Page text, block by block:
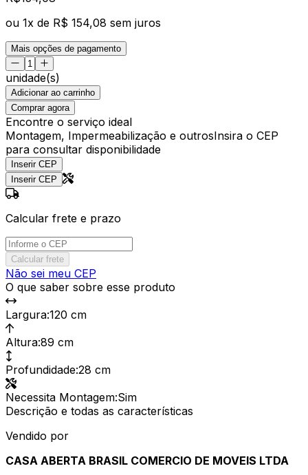
ou 1x de R$ 154,08 sem juros
Mais opções de pagamento
unidade(s)
Adicionar ao carrinho
Comprar agora
Encontre o serviço ideal
Montagem, Impermeabilização e outrosInsira o CEP
para consultar disponibilidade
Inserir CEP
Inserir CEP
Calcular frete e prazo
Calcular frete
Não sei meu CEP
O que saber sobre esse produto
Largura:120 cm
Altura:89 cm
Profundidade:28 cm
Necessita Montagem:Sim
Descrição e todas as características
Vendido por
CASA ABERTA BRASIL COMERCIO DE MOVEIS LTDA